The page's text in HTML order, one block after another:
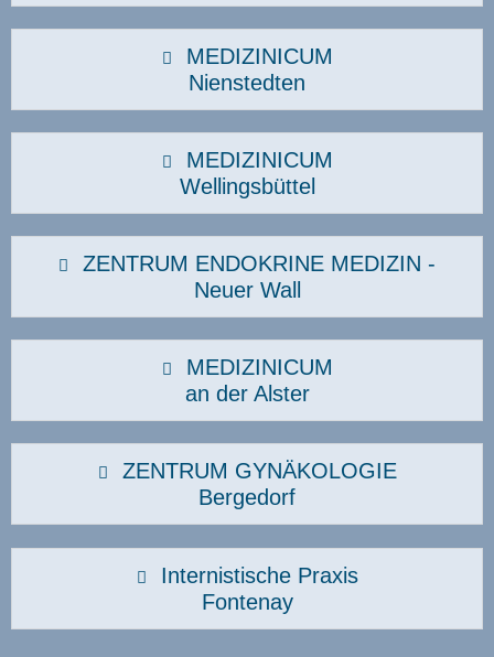
MEDIZINICUM
Nienstedten
MEDIZINICUM
Wellingsbüttel
ZENTRUM ENDOKRINE MEDIZIN -
Neuer Wall
MEDIZINICUM
an der Alster
ZENTRUM GYNÄKOLOGIE
Bergedorf
Internistische Praxis
Fontenay